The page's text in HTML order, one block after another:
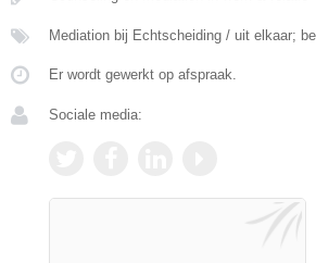
Mediation bij Echtscheiding / uit elkaar;
Er wordt gewerkt op afspraak.
Sociale media: